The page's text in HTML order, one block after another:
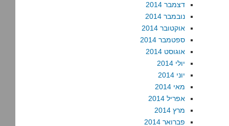
דצמבר 2014
נובמבר 2014
אוקטובר 2014
ספטמבר 2014
אוגוסט 2014
יולי 2014
יוני 2014
מאי 2014
אפריל 2014
מרץ 2014
פברואר 2014